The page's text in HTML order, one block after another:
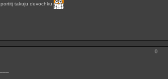
takuju devochku
0